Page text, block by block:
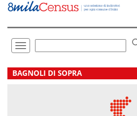
Vai
direttamente
Toggle
navigation
.
BAGNOLI DI SOPRA